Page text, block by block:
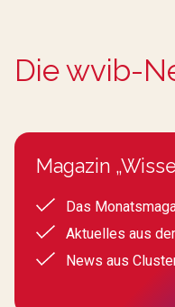
Die wvib-
Magazin
Das
Aktuelles aus
News aus